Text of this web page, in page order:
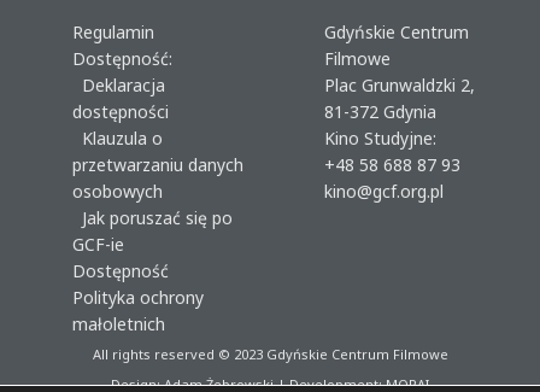
Regulamin
Dostępność:
Deklaracja
dostępności
Klauzula o
przetwarzaniu danych
osobowych
Jak poruszać się po
GCF-ie
Dostępność
Polityka ochrony
małoletnich
Gdyńskie Centrum
Filmowe
Plac Grunwaldzki 2,
81-372 Gdynia
Kino Studyjne:
+48 58 688 87 93
kino@gcf.org.pl
All rights reserved © 2023Gdyńskie Centrum Filmowe
Design: Adam Żebrowski | Development:MORAI